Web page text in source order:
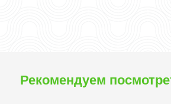
Рекомендуем